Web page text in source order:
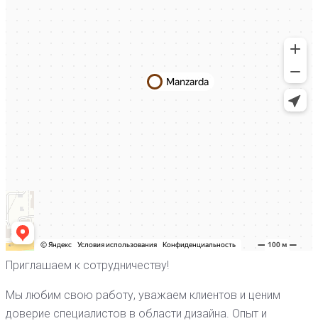
Приглашаем к сотрудничеству!
Мы любим свою работу, уважаем клиентов и ценим
доверие специалистов в области дизайна. Опыт и